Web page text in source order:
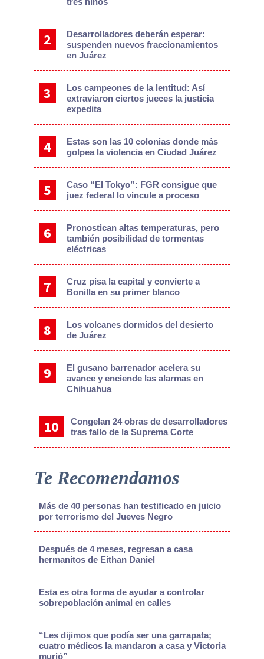
Desarrolladores deberán esperar:
suspenden nuevos fraccionamientos
en Juárez
Los campeones de la lentitud: Así
extraviaron ciertos jueces la justicia
expedita
Estas son las 10 colonias donde más
golpea la violencia en Ciudad Juárez
Caso “El Tokyo”: FGR consigue que
juez federal lo vincule a proceso
Pronostican altas temperaturas, pero
también posibilidad de tormentas
eléctricas
Cruz pisa la capital y convierte a
Bonilla en su primer blanco
Los volcanes dormidos del desierto
de Juárez
El gusano barrenador acelera su
avance y enciende las alarmas en
Chihuahua
Congelan 24 obras de desarrolladores
tras fallo de la Suprema Corte
Te Recomendamos
Más de 40 personas han testificado en juicio
por terrorismo del Jueves Negro
Después de 4 meses, regresan a casa
hermanitos de Eithan Daniel
Esta es otra forma de ayudar a controlar
sobrepoblación animal en calles
“Les dijimos que podía ser una garrapata;
cuatro médicos la mandaron a casa y Victoria
murió”